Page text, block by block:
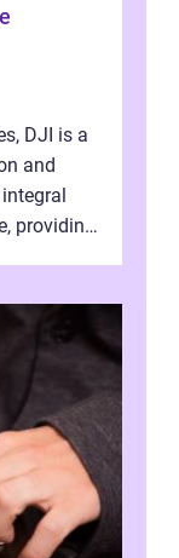
DJI is a
and
providing